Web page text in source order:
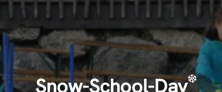
Snow-School-Day